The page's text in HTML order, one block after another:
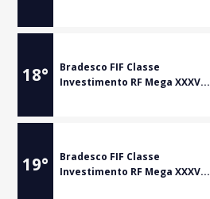
18°
Bradesco FIF Classe
Investimento RF Mega XXXV...
19°
Bradesco FIF Classe
Investimento RF Mega XXXV...